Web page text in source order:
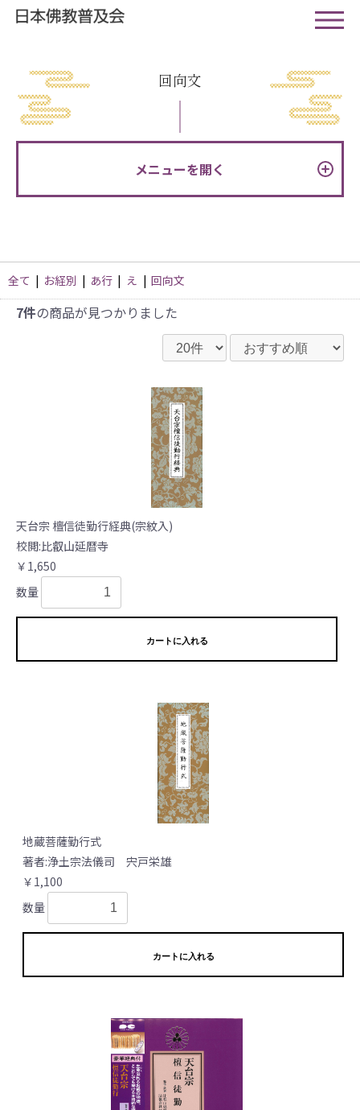
回向文
メニューを開く
全て | お経別 | あ行 | え | 回向文
7件の商品が見つかりました
天台宗 檀信徒勤行経典(宗紋入)
校閲:比叡山延暦寺
￥1,650
数量
カートに入れる
地蔵菩薩勤行式
著者:浄土宗法儀司 宍戸栄雄
￥1,100
数量
カートに入れる